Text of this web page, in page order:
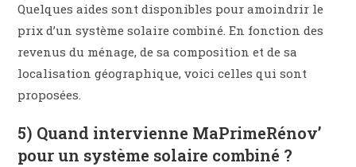
Quelques aides sont disponibles pour amoindrir le
prix d’un système solaire combiné. En fonction des
revenus du ménage, de sa composition et de sa
localisation géographique, voici celles qui sont
proposées.
5) Quand intervienne MaPrimeRénov’
pour un système solaire combiné ?